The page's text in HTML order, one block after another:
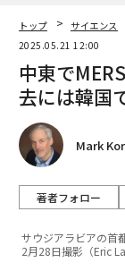
トップ サイエンス
2025.05.21 12:00
中東で
去には韓国
Mark
著者フォロー
サウジアラビアの首
2月28日撮影（Eric